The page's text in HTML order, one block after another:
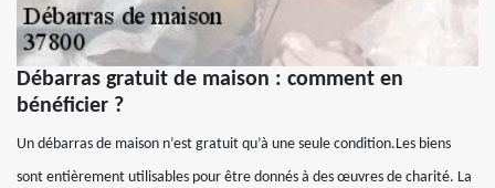
Débarras gratuit de maison : comment en
bénéficier ?
Un débarras de maison n’est gratuit qu’à une seule condition.Les biens
sont entièrement utilisables pour être donnés à des œuvres de charité. La